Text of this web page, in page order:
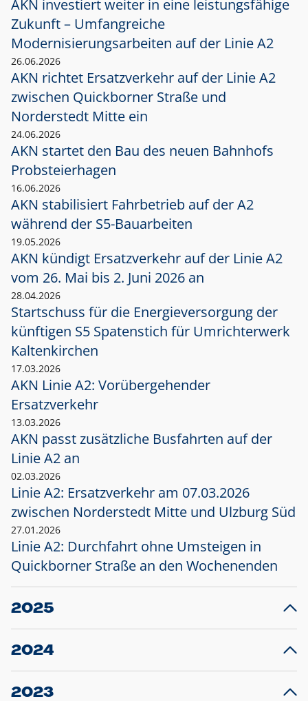
AKN investiert weiter in eine leistungsfähige
Zukunft – Umfangreiche
Modernisierungsarbeiten auf der Linie A2
26.06.2026
AKN richtet Ersatzverkehr auf der Linie A2
zwischen Quickborner Straße und
Norderstedt Mitte ein
24.06.2026
AKN startet den Bau des neuen Bahnhofs
Probsteierhagen
16.06.2026
AKN stabilisiert Fahrbetrieb auf der A2
während der S5-Bauarbeiten
19.05.2026
AKN kündigt Ersatzverkehr auf der Linie A2
vom 26. Mai bis 2. Juni 2026 an
28.04.2026
Startschuss für die Energieversorgung der
künftigen S5 Spatenstich für Umrichterwerk
Kaltenkirchen
17.03.2026
AKN Linie A2: Vorübergehender
Ersatzverkehr
13.03.2026
AKN passt zusätzliche Busfahrten auf der
Linie A2 an
02.03.2026
Linie A2: Ersatzverkehr am 07.03.2026
zwischen Norderstedt Mitte und Ulzburg Süd
27.01.2026
Linie A2: Durchfahrt ohne Umsteigen in
Quickborner Straße an den Wochenenden
2025
23.12.2025
Projekt S5: Start der Bauarbeiten am
2024
10.12.2024
Großprojekt S5: Sperrung der Bahnstraße in
2023